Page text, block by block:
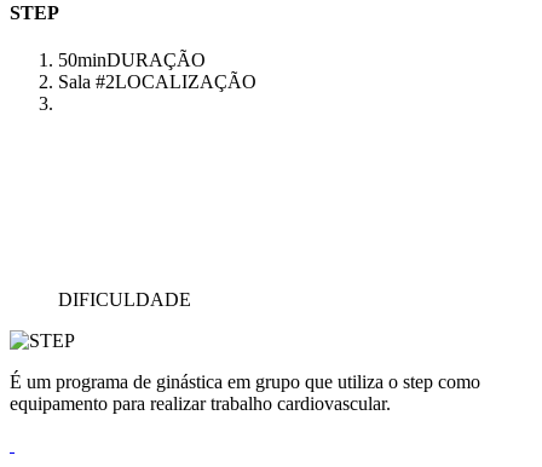
STEP
50minDURAÇÃO
Sala #2LOCALIZAÇÃO
DIFICULDADE
É um programa de ginástica em grupo que utiliza o step como
equipamento para realizar trabalho cardiovascular.